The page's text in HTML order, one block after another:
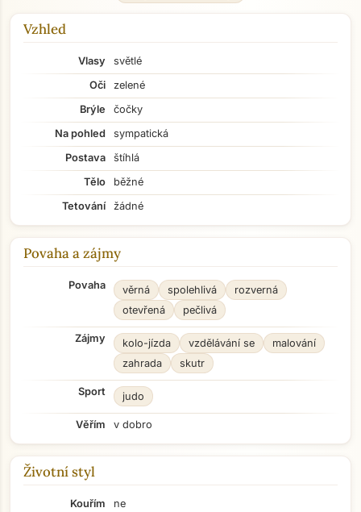
Vzhled
Vlasy
světlé
Oči
zelené
Brýle
čočky
Na pohled
sympatická
Postava
štíhlá
Tělo
běžné
Tetování
žádné
Povaha a zájmy
Povaha věrná spolehlivá
rozverná
otevřená
pečlivá
Zájmy kolo-jízda vzdělávání se
malování
zahrada
skutr
Sport judo
Věřím v dobro
Životní styl
Kouřím
ne